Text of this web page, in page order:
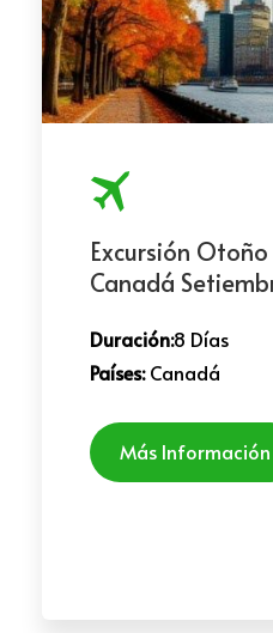
Excursión
Canadá
Duración:8 Días
Países:Canadá
Más Información